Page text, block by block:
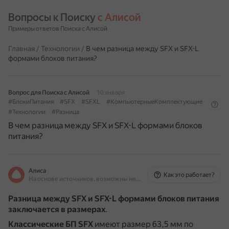
Вопросы к Поиску с Алисой
Примеры ответов Поиска с Алисой
Главная / Технологии / В чем разница между SFX и SFX-L
формами блоков питания?
Вопрос для Поиска с Алисой
10 января
#БлокиПитания
#SFX #SFXL
#КомпьютерныеКомплектующие
#Технологии
#Разница
В чем разница между SFX и SFX-L формами блоков
питания?
Алиса
На основе источников, возможны неточности
Как это работает?
Разница между SFX и SFX-L формами блоков питания
заключается в размерах.
Классические БП SFX имеют размер 63,5 мм по